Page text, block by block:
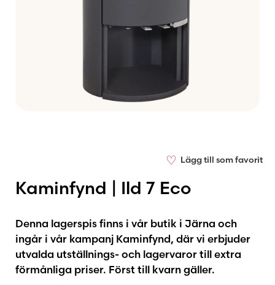
♡ Lägg till som favorit
Kaminfynd | Ild 7 Eco
Denna lagerspis finns i vår butik i Järna och
ingår i vår kampanj Kaminfynd, där vi erbjuder
utvalda utställnings- och lagervaror till extra
förmånliga priser. Först till kvarn gäller.